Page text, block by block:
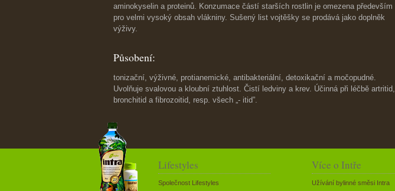
aminokyselin a proteinů. Konzumace částí starších rostlin je omezena především
pro velmi vysoký obsah vlákniny. Sušený list vojtěšky se prodává jako doplněk
výživy.
Působení:
tonizační, výživné, protianemické, antibakteriální, detoxikační a močopudné.
Uvolňuje svalovou a kloubní ztuhlost. Čistí ledviny a krev. Účinná při léčbě artritid,
bronchitid a fibrozoitid, resp. všech „- itid”.
Lifestyles
Společnost Lifestyles
Více o Intře
Užívání bylinné směsi Intra